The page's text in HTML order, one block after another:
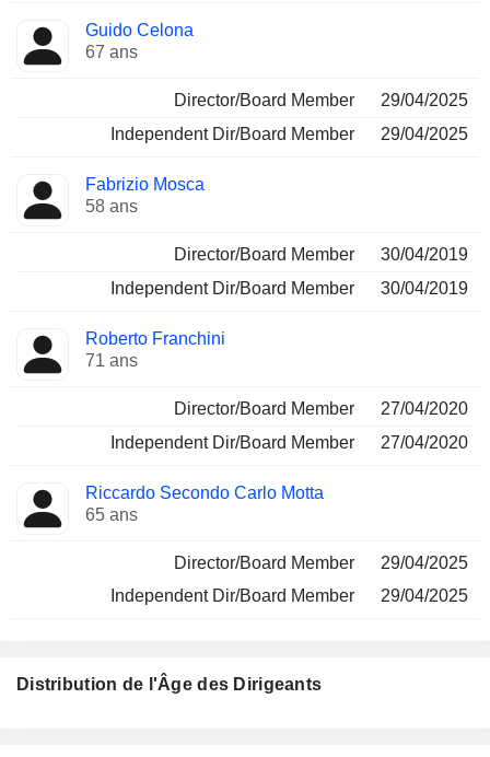
Guido Celona
67 ans
Director/Board Member
29/04/2025
Independent Dir/Board Member
29/04/2025
Fabrizio Mosca
58 ans
Director/Board Member
30/04/2019
Independent Dir/Board Member
30/04/2019
Roberto Franchini
71 ans
Director/Board Member
27/04/2020
Independent Dir/Board Member
27/04/2020
Riccardo Secondo Carlo Motta
65 ans
Director/Board Member
29/04/2025
Independent Dir/Board Member
29/04/2025
Distribution de l'Âge des Dirigeants